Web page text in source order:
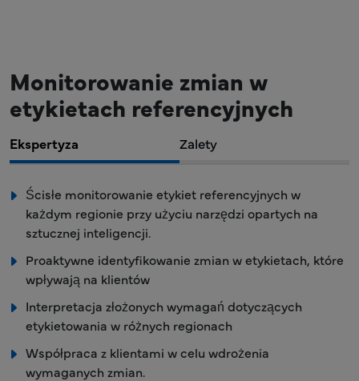
Monitorowanie zmian w
etykietach referencyjnych
Ekspertyza Zalety
Ścisłe monitorowanie etykiet referencyjnych w
każdym regionie przy użyciu narzędzi opartych na
sztucznej inteligencji.
Proaktywne identyfikowanie zmian w etykietach, które
wpływają na klientów
Interpretacja złożonych wymagań dotyczących
etykietowania w różnych regionach
Współpraca z klientami w celu wdrożenia
wymaganych zmian.